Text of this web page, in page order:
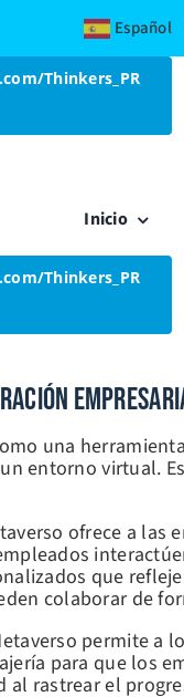
Español
Thinkers_PR
Inicio
Thinkers_PR
una
entorno virtual.
ofrece a las
que
colaborar de
permite a
para que los
rastrear el